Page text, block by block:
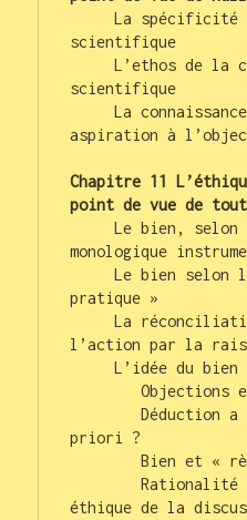
     La spécificité du savoir
scientifique
     L’ethos de la connaissance
scientifique
     La connaissance scientifique comme
aspiration à
Chapitre 11
point de vue de
     Le bien, selon la Raison
monologique
     Le bien selon la « Raison
pratique »
     La réconciliation des fins de
l’action par la
     L’idée du bien
        Objections et réponses
        Déduction a priori ou principe a
priori ?
        Bien et « règle d’or »
        Rationalité dialogique et
éthique de la